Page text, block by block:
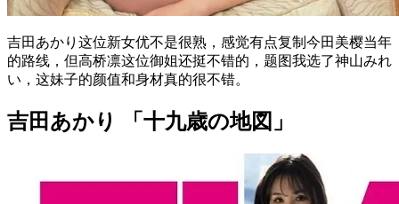
吉田あかり这位新女优不是很熟，感觉有点复制今田美樱当年
的路线，但高桥凛这位御姐还挺不错的，题图我选了神山みれ
い，这妹子的颜值和身材真的很不错。
吉田あかり 「十九歳の地図」